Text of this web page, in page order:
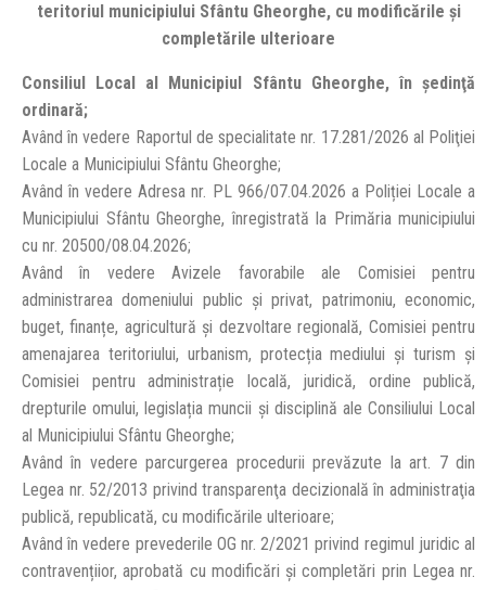
teritoriul municipiului Sfântu Gheorghe, cu modificările și
completările ulterioare
Consiliul Local al Municipiul Sfântu Gheorghe, în şedinţă
ordinară;
Având în vedere Raportul de specialitate nr. 17.281/2026 al Poliţiei
Locale a Municipiului Sfântu Gheorghe;
Având în vedere Adresa nr. PL 966/07.04.2026 a Poliției Locale a
Municipiului Sfântu Gheorghe, înregistrată la Primăria municipiului
cu nr. 20500/08.04.2026;
Având în vedere Avizele favorabile ale Comisiei pentru
administrarea domeniului public și privat, patrimoniu, economic,
buget, finanțe, agricultură și dezvoltare regională, Comisiei pentru
amenajarea teritoriului, urbanism, protecția mediului și turism și
Comisiei pentru administrație locală, juridică, ordine publică,
drepturile omului, legislația muncii și disciplină ale Consiliului Local
al Municipiului Sfântu Gheorghe;
Având în vedere parcurgerea procedurii prevăzute la art. 7 din
Legea nr. 52/2013 privind transparenţa decizională în administraţia
publică, republicată, cu modificările ulterioare;
Având în vedere prevederile OG nr. 2/2021 privind regimul juridic al
contravențiior, aprobată cu modificări și completări prin Legea nr.